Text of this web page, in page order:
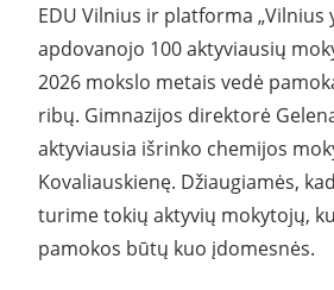
EDU Vilnius ir platforma „Vilnius
apdovanojo 100 aktyviausių
2026 mokslo metais vedė
ribų. Gimnazijos direktorė
aktyviausia išrinko chemijos
Kovaliauskienę. Džiaugiamės,
turime tokių aktyvių mokytojų,
pamokos būtų kuo įdomesnės.